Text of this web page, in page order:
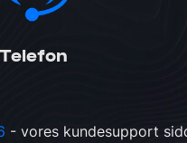
Telefon
- vores kundesupport